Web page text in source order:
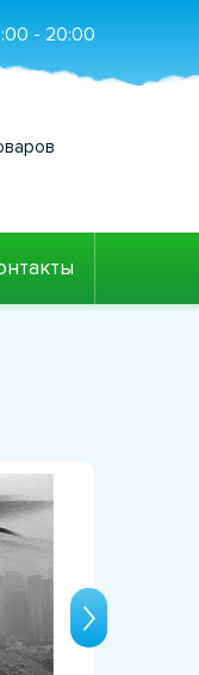
- 20:00